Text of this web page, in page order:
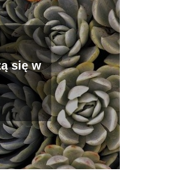
się w